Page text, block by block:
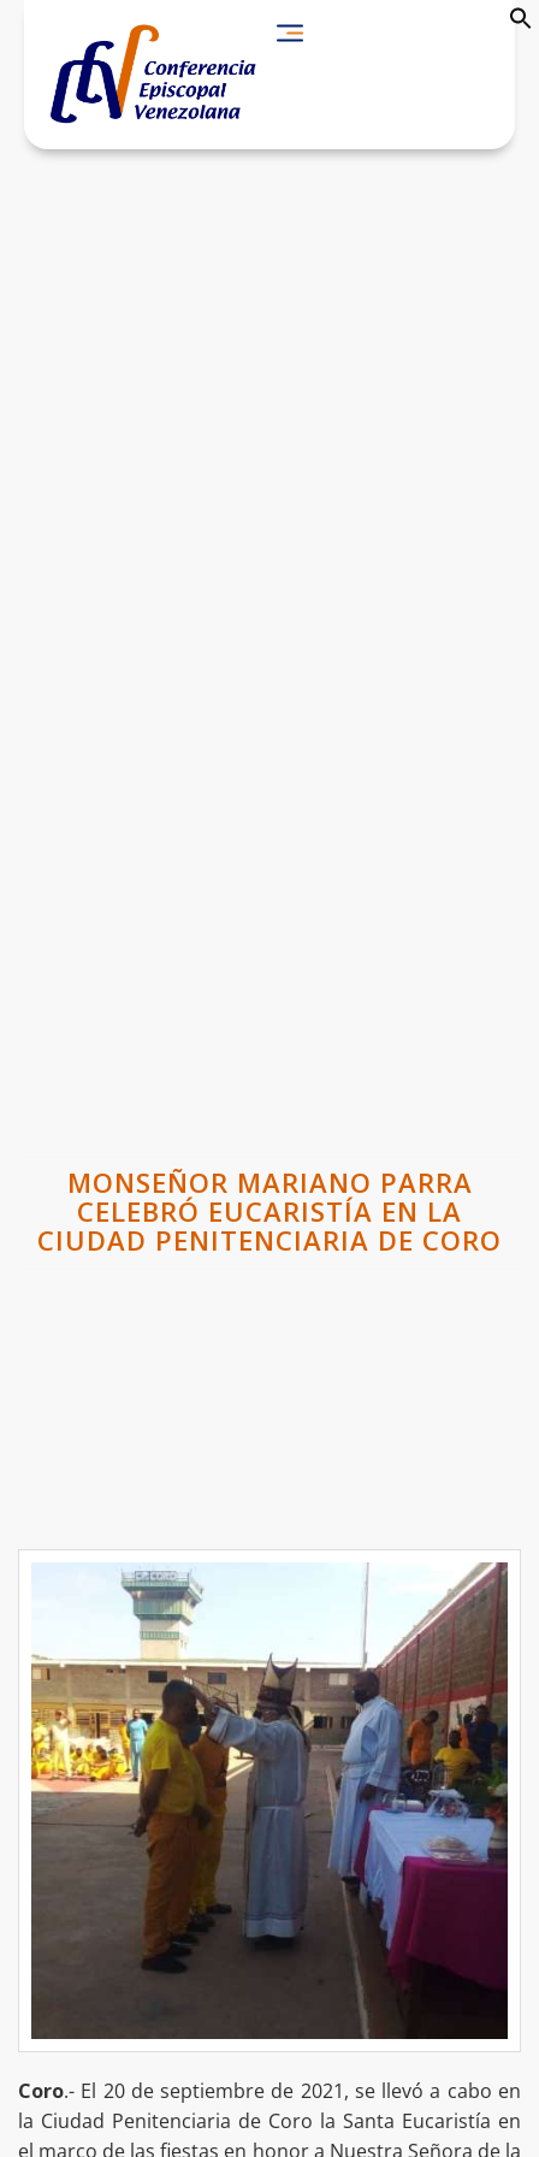
MONSEÑOR MARIANO PARRA
CELEBRÓ EUCARISTÍA EN LA
CIUDAD PENITENCIARIA DE CORO
Coro.- El 20 de septiembre de 2021, se llevó a cabo en
la Ciudad Penitenciaria de Coro la Santa Eucaristía en
el marco de las fiestas en honor a Nuestra Señora de la